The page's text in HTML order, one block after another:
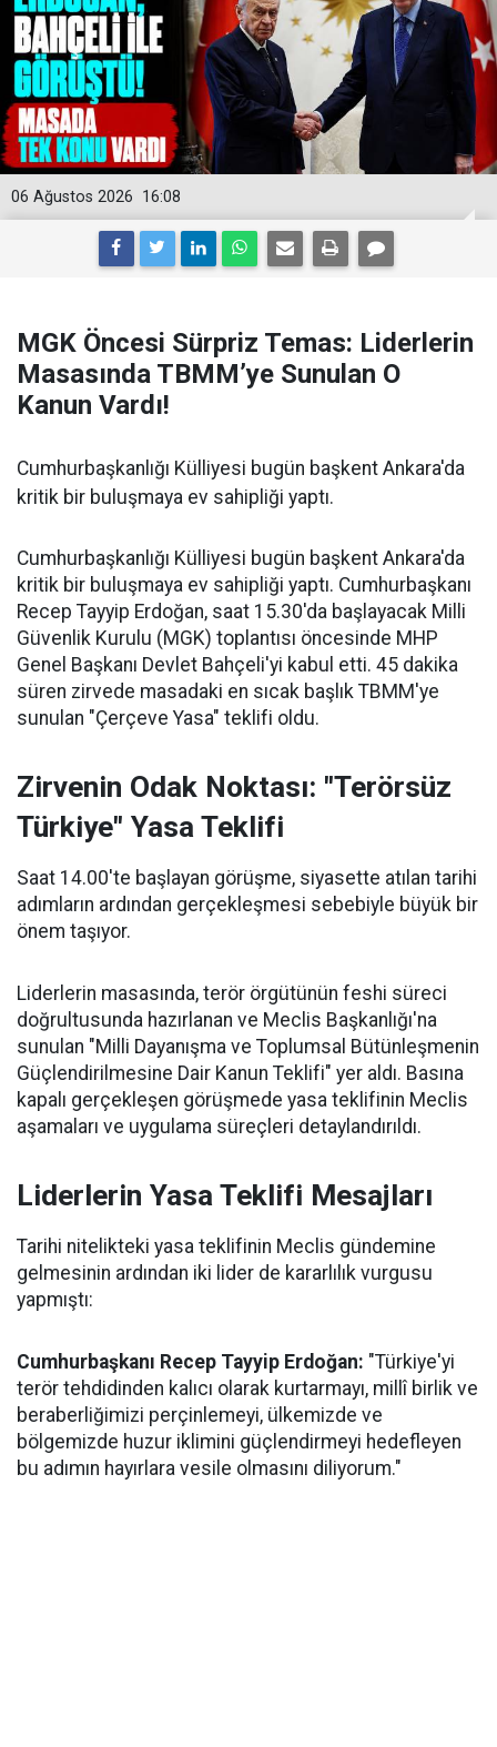
16:08
06 Ağustos 2026
MGK Öncesi Sürpriz Temas: Liderlerin
Masasında TBMM’ye Sunulan O
Kanun Vardı!
Cumhurbaşkanlığı Külliyesi bugün başkent Ankara'da
kritik bir buluşmaya ev sahipliği yaptı.
Cumhurbaşkanlığı Külliyesi bugün başkent Ankara'da
kritik bir buluşmaya ev sahipliği yaptı. Cumhurbaşkanı
Recep Tayyip Erdoğan, saat 15.30'da başlayacak Milli
Güvenlik Kurulu (MGK) toplantısı öncesinde MHP
Genel Başkanı Devlet Bahçeli'yi kabul etti. 45 dakika
süren zirvede masadaki en sıcak başlık TBMM'ye
sunulan "Çerçeve Yasa" teklifi oldu.
Zirvenin Odak Noktası: "Terörsüz
Türkiye" Yasa Teklifi
Saat 14.00'te başlayan görüşme, siyasette atılan tarihi
adımların ardından gerçekleşmesi sebebiyle büyük bir
önem taşıyor.
Liderlerin masasında, terör örgütünün feshi süreci
doğrultusunda hazırlanan ve Meclis Başkanlığı'na
sunulan "Milli Dayanışma ve Toplumsal Bütünleşmenin
Güçlendirilmesine Dair Kanun Teklifi" yer aldı. Basına
kapalı gerçekleşen görüşmede yasa teklifinin Meclis
aşamaları ve uygulama süreçleri detaylandırıldı.
Liderlerin Yasa Teklifi Mesajları
Tarihi nitelikteki yasa teklifinin Meclis gündemine
gelmesinin ardından iki lider de kararlılık vurgusu
yapmıştı:
Cumhurbaşkanı Recep Tayyip Erdoğan: "Türkiye'yi
terör tehdidinden kalıcı olarak kurtarmayı, millî birlik ve
beraberliğimizi perçinlemeyi, ülkemizde ve
bölgemizde huzur iklimini güçlendirmeyi hedefleyen
bu adımın hayırlara vesile olmasını diliyorum."